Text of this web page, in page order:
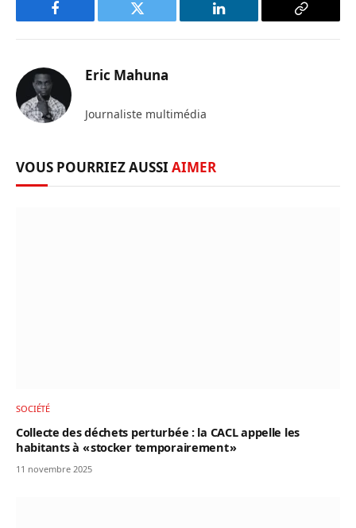
Facebook Twitter LinkedIn
Copy
Eric Mahuna
Journaliste multimédia
VOUS POURRIEZ AUSSI AIMER
SOCIÉTÉ
Collecte des déchets perturbée : la CACL appelle les
habitants à « stocker temporairement »
11 novembre 2025